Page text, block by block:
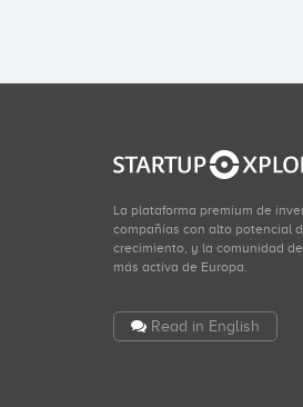
La plataforma premium de
compañías con alto potencial
crecimiento, y la comunidad
más activa de Europa.
Read in English